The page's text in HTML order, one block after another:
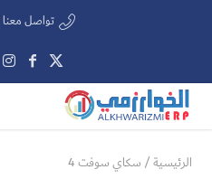
تواصل معنا 920002762
الرئيسية/ سكاي سوفت 4